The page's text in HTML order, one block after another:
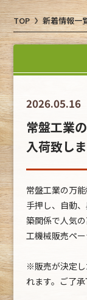
TOP 新着情報一
2026.05.16
常盤工業
入荷致しま
常盤工業の万
手押し、自動
築関係で人気
工機械販売ペー
※販売が決定し
れます。ご了承